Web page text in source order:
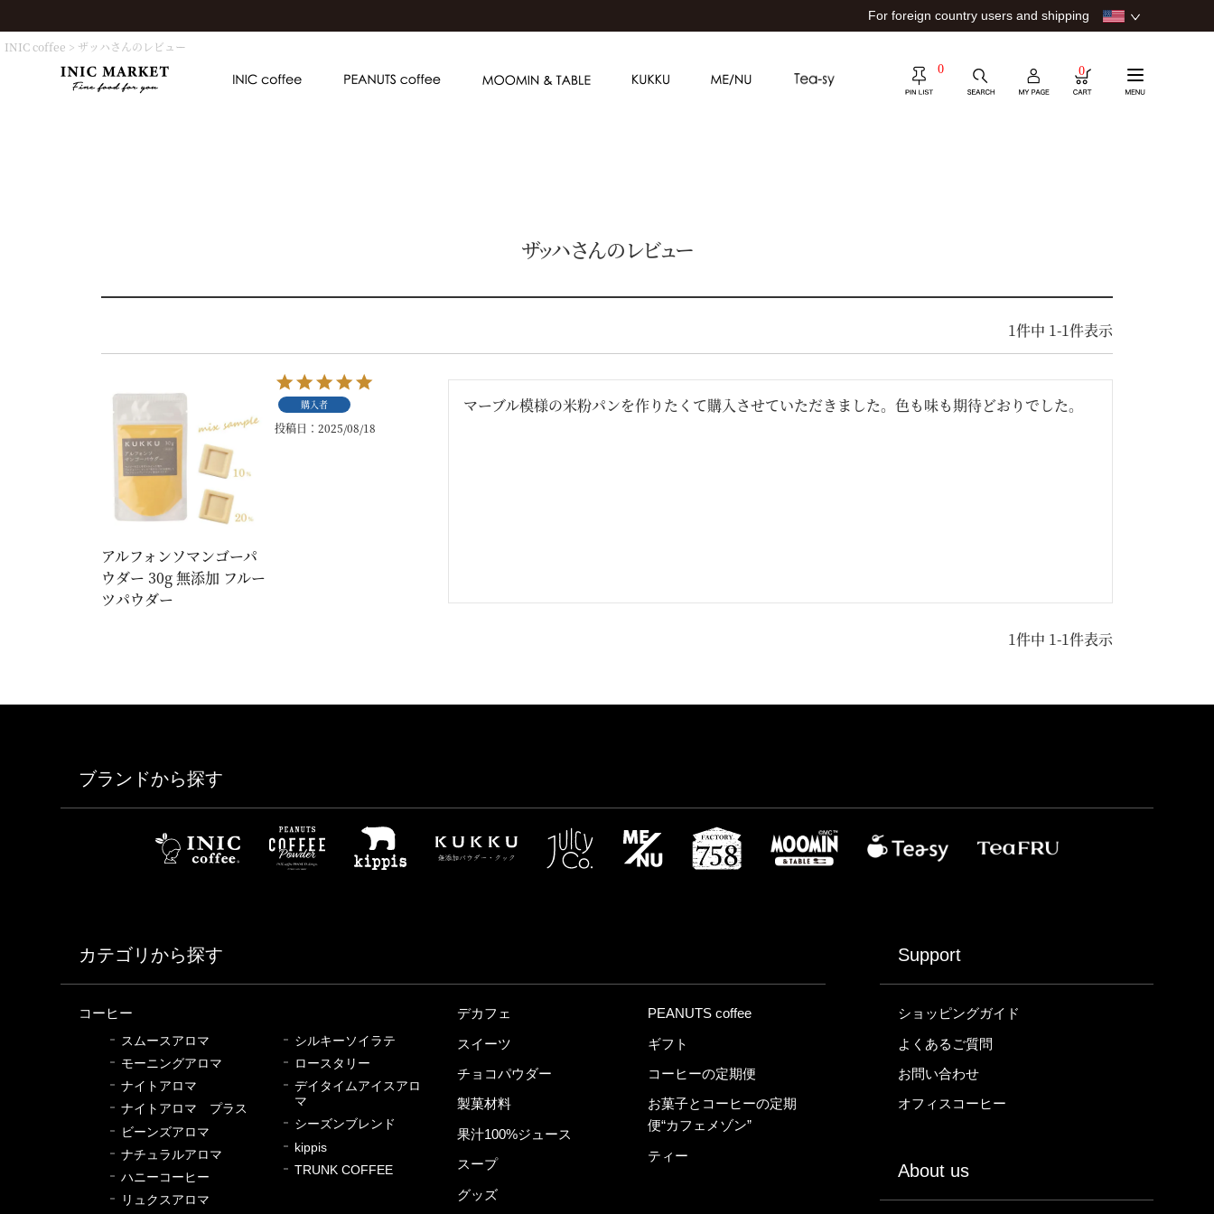
For foreign country users and shipping
0 0
INIC coffee ザッハさんのレビュー
ザッハさんのレビュー
1件中 1-1件表示
アルフォンソマンゴーパ
ウダー 30g 無添加 フルー
ツパウダー
購入者
投稿日 2025/08/18
マーブル模様の米粉パンを作りたくて購入させていただきました。色も味も期待どおりでした。
1件中 1-1件表示
ブランドから探す
カテゴリから探す
コーヒー
スムースアロマ
モーニングアロマ
ナイトアロマ
ナイトアロマ プラス
ビーンズアロマ
ナチュラルアロマ
ハニーコーヒー
リュクスアロマ
シルキーソイラテ
ロースタリー
デイタイムアイスアロ
マ
シーズンブレンド
kippis
TRUNK COFFEE
デカフェ
スイーツ
チョコパウダー
製菓材料
果汁100%ジュース
スープ
グッズ
PEANUTS coffee
ギフト
コーヒーの定期便
お菓子とコーヒーの定期
便“カフェメゾン”
ティー
Support
ショッピングガイド
よくあるご質問
お問い合わせ
オフィスコーヒー
About us